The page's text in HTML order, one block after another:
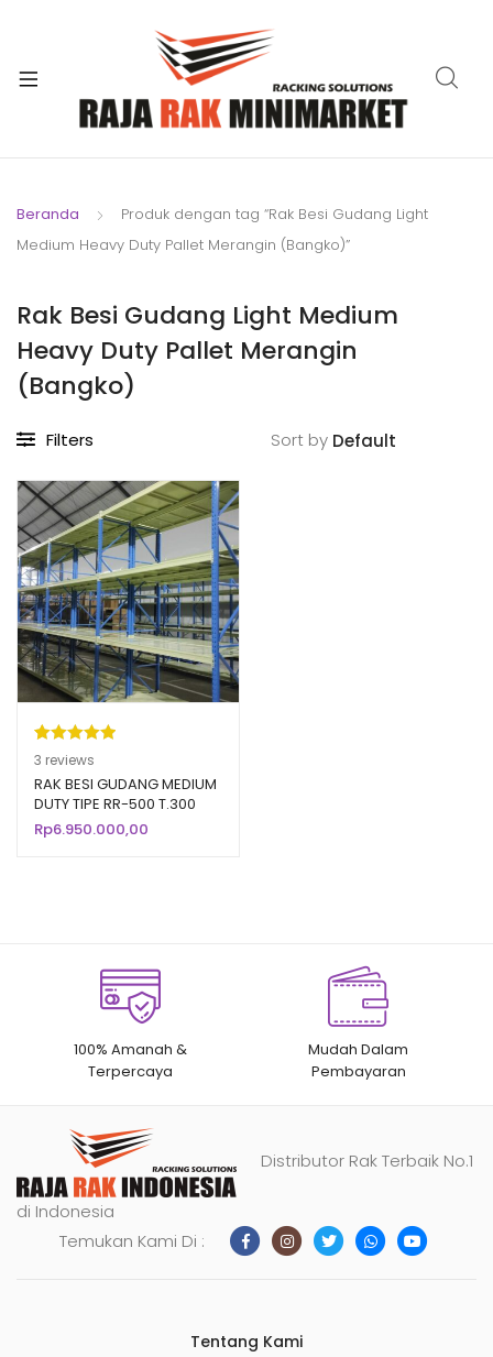
Beranda
Produk dengan tag “Rak Besi Gudang Light
Medium Heavy Duty Pallet Merangin (Bangko)”
Rak Besi Gudang Light Medium
Heavy Duty Pallet Merangin
(Bangko)
Filters Sort by
Peringkat
5.00 dari 5
berdasarka
n
3
penilaian
3 reviews
RAK BESI GUDANG MEDIUM
DUTY TIPE RR-500 T.300
LOAD 500 KG
Rp6.950.000,00
100% Amanah &
Terpercaya
Mudah Dalam
Pembayaran
Distributor Rak Terbaik No.1
di Indonesia
Temukan Kami Di :
Tentang Kami